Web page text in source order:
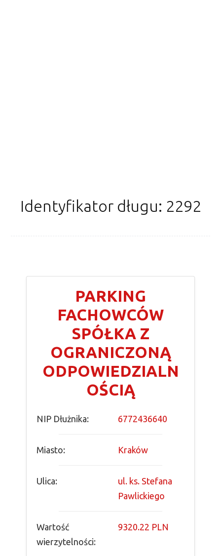
Identyfikator długu: 2292
PARKING
FACHOWCÓW
SPÓŁKA Z
OGRANICZONĄ
ODPOWIEDZIALN
OŚCIĄ
NIP Dłużnika: 6772436640
Miasto: Kraków
Ulica:
ul. ks. Stefana
Pawlickiego
Wartość
wierzytelności:
9320.22 PLN